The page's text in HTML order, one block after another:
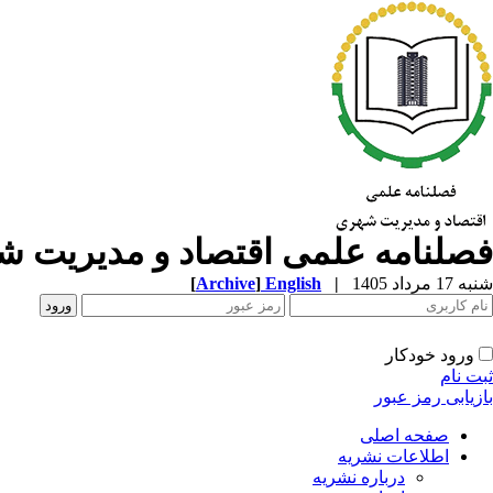
فصلنامه علمی اقتصاد و مدیریت
شنبه 17 مرداد 1405 |
English
[Archive]
ورود خودکار
ثبت نام
بازیابی رمز عبور
صفحه اصلی
اطلاعات نشریه
درباره نشریه